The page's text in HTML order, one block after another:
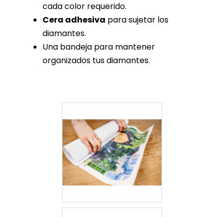
cada color requerido.
Cera adhesiva para sujetar los
diamantes.
Una bandeja para mantener
organizados tus diamantes.